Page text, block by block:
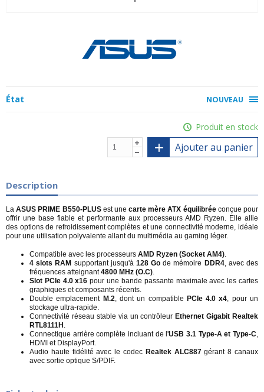
État NOUVEAU
Produit en stock
Ajouter au panier
Description
LaASUS PRIME B550-PLUSest unecarte mère ATX équilibréeconçue pour
offrir une base fiable et performante aux processeurs AMD Ryzen. Elle allie
des options de refroidissement complètes et une connectivité moderne, idéale
pour une utilisation polyvalente allant du multimédia au gaming léger.
Compatible avec les processeurs AMD Ryzen (Socket AM4).
4 slots RAM supportant jusqu'à 128 Go de mémoire DDR4, avec des
fréquences atteignant4800 MHz (O.C).
Slot PCIe 4.0 x16 pour une bande passante maximale avec les cartes
graphiques et composants récents.
Double emplacement M.2, dont un compatible PCIe 4.0 x4, pour un
stockage ultra-rapide.
Connectivité réseau stable via un contrôleur Ethernet Gigabit Realtek
RTL8111H .
Connectique arrière complète incluant de l'USB 3.1 Type-A et Type-C,
HDMI et DisplayPort.
Audio haute fidélité avec le codec Realtek ALC887gérant 8 canaux
avec sortie optique S/PDIF.